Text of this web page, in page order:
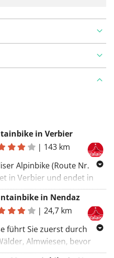
in Verbier
| 143 km
Alpinbike (Route Nr.
in Verbier und endet in
Route ist geprägt von
Walliser Bergdörfern,
dem Talboden oder in
Teile der Strecke
dem legendären
"Grand Raid" von
in Nendaz
|24,7 km
führt Sie zuerst durch
Almwiesen, bevor
von Balavaux mit seinen